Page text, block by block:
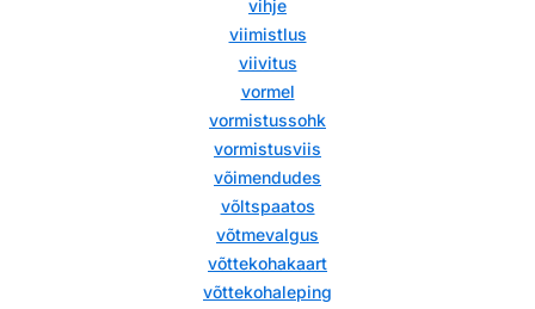
vihje
viimistlus
viivitus
vormel
vormistussohk
vormistusviis
võimendudes
võltspaatos
võtmevalgus
võttekohakaart
võttekohaleping